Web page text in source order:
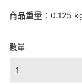
商品重量：0.125
數量